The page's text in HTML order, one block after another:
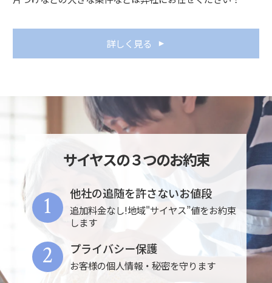
詳しく見る
サイヤスの３つのお約束
他社の追随を許さないお値段
追加料金なし!地域"サイヤス”値をお約束
します
1
プライバシー保護
お客様の個人情報・秘密を守ります
2